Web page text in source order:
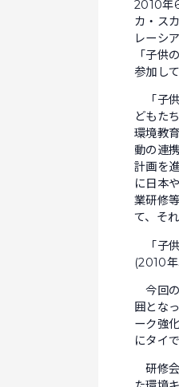
2010年
カ・ス
レーシ
「子供
参加し
「子
どもた
環境教
動の連
計画を
に日本
業研修
て、そ
「子
(2010年
今回
囲とな
ーク強
にタイ
研修